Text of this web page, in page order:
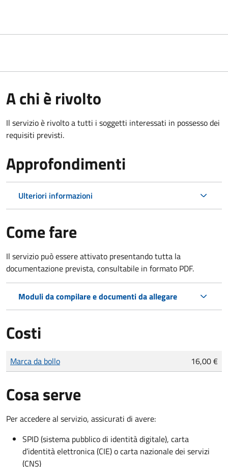
A chi è rivolto
Il servizio è rivolto a tutti i soggetti interessati in possesso dei
requisiti previsti.
Approfondimenti
Ulteriori informazioni
Come fare
Il servizio può essere attivato presentando tutta la
documentazione prevista, consultabile in formato PDF.
Moduli da compilare e documenti da allegare
Costi
Tipo di pagamento
Importo
Marca da bollo 16,00 €
Cosa serve
Per accedere al servizio, assicurati di avere:
SPID (sistema pubblico di identità digitale), carta
d’identità elettronica (CIE) o carta nazionale dei servizi
(CNS)